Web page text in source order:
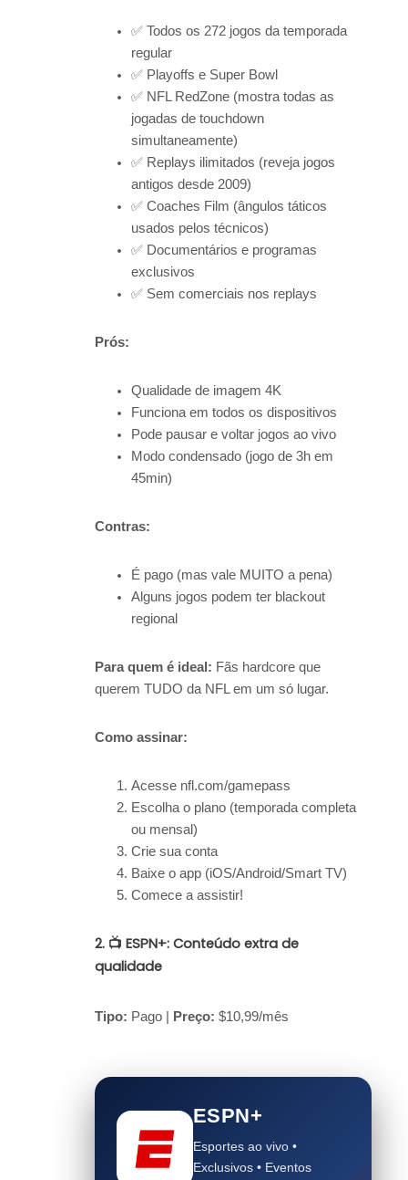
✅ Todos os 272 jogos da temporada
regular
✅ Playoffs e Super Bowl
✅ NFL RedZone (mostra todas as
jogadas de touchdown
simultaneamente)
✅ Replays ilimitados (reveja jogos
antigos desde 2009)
✅ Coaches Film (ângulos táticos
usados pelos técnicos)
✅ Documentários e programas
exclusivos
✅ Sem comerciais nos replays
Prós:
Qualidade de imagem 4K
Funciona em todos os dispositivos
Pode pausar e voltar jogos ao vivo
Modo condensado (jogo de 3h em
45min)
Contras:
É pago (mas vale MUITO a pena)
Alguns jogos podem ter blackout
regional
Para quem é ideal: Fãs hardcore que
querem TUDO da NFL em um só lugar.
Como assinar:
Acesse nfl.com/gamepass
Escolha o plano (temporada completa
ou mensal)
Crie sua conta
Baixe o app (iOS/Android/Smart TV)
Comece a assistir!
2. 📺 ESPN+: Conteúdo extra de
qualidade
Tipo: Pago | Preço: $10,99/mês
ESPN+
Esportes ao vivo •
Exclusivos • Eventos